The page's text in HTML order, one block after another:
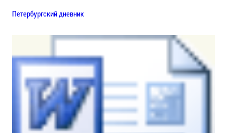
Петербургский дневник